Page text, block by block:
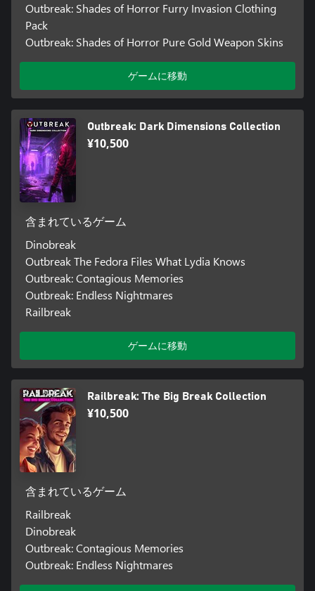
Outbreak: Shades of Horror Furry Invasion Clothing
Pack
Outbreak: Shades of Horror Pure Gold Weapon Skins
ゲームに移動
Outbreak: Dark Dimensions Collection
¥10,500
含まれているゲーム
Dinobreak
Outbreak The Fedora Files What Lydia Knows
Outbreak: Contagious Memories
Outbreak: Endless Nightmares
Railbreak
ゲームに移動
Railbreak: The Big Break Collection
¥10,500
含まれているゲーム
Railbreak
Dinobreak
Outbreak: Contagious Memories
Outbreak: Endless Nightmares